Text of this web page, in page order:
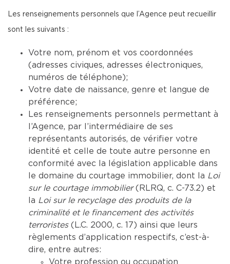
Les renseignements personnels que l’Agence peut recueillir
sont les suivants :
Votre nom, prénom et vos coordonnées
(adresses civiques, adresses électroniques,
numéros de téléphone);
Votre date de naissance, genre et langue de
préférence;
Les renseignements personnels permettant à
l’Agence, par l’intermédiaire de ses
représentants autorisés, de vérifier votre
identité et celle de toute autre personne en
conformité avec la législation applicable dans
le domaine du courtage immobilier, dont la Loi
sur le courtage immobilier(RLRQ, c. C-73.2) et
la Loi sur le recyclage des produits de la
criminalité et le financement des activités
terroristes(L.C. 2000, c. 17) ainsi que leurs
règlements d’application respectifs, c’est-à-
dire, entre autres:
Votre profession ou occupation